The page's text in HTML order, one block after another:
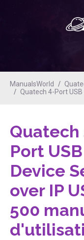
ManualsWorld
Quatech 4-Port USB
Quatech
Port
Device
over IP
500